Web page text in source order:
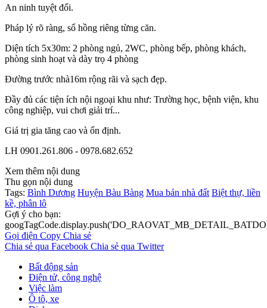
An ninh tuyệt đối.
Pháp lý rõ ràng, sổ hồng riêng từng căn.
Diện tích 5x30m: 2 phòng ngủ, 2WC, phòng bếp, phòng khách,
phòng sinh hoạt và dày trọ 4 phòng
Đường trước nhà16m rộng rãi và sạch đẹp.
Đầy đủ các tiện ích nội ngoại khu như: Trường học, bệnh viện, khu
công nghiệp, vui chơi giải trí...
Giá trị gia tăng cao và ổn định.
LH 0901.261.806 - 0978.682.652
Xem thêm nội dung
Thu gọn nội dung
Tags: Bình Dương Huyện Bàu Bàng Mua bán nhà đất Biệt thự, liền
kề, phân lô
Gợi ý cho bạn:
Gọi điện Copy Chia sẻ
Chia sẻ qua Facebook Chia sẻ qua Twitter
Bất động sản
Điện tử, công nghệ
Việc làm
Ô tô, xe